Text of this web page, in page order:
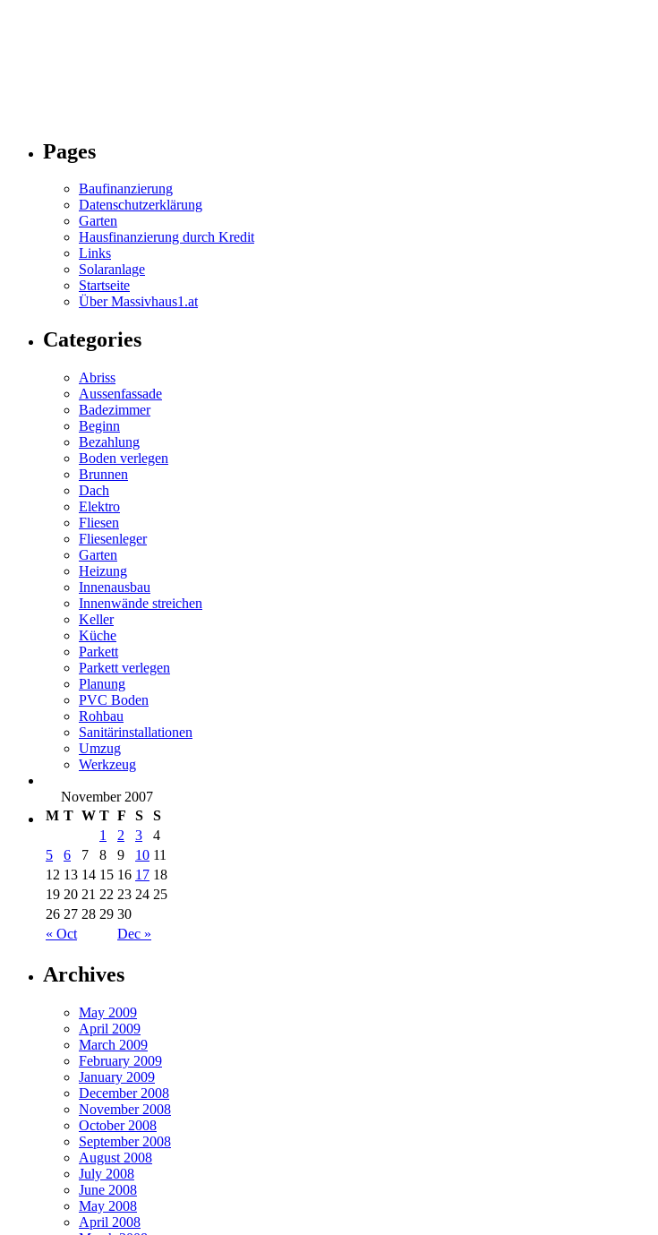
Pages
Baufinanzierung
Datenschutzerklärung
Garten
Hausfinanzierung durch Kredit
Links
Solaranlage
Startseite
Über Massivhaus1.at
Categories
Abriss
Aussenfassade
Badezimmer
Beginn
Bezahlung
Boden verlegen
Brunnen
Dach
Elektro
Fliesen
Fliesenleger
Garten
Heizung
Innenausbau
Innenwände streichen
Keller
Küche
Parkett
Parkett verlegen
Planung
PVC Boden
Rohbau
Sanitärinstallationen
Umzug
Werkzeug
November 2007
M T W T F S S
« Oct Dec »
1 2 3
4
5
6 7 8 9 10 11
12 13 14 15 16 17 18
19 20 21 22 23 24 25
26 27 28 29 30
Archives
May 2009
April 2009
March 2009
February 2009
January 2009
December 2008
November 2008
October 2008
September 2008
August 2008
July 2008
June 2008
May 2008
April 2008